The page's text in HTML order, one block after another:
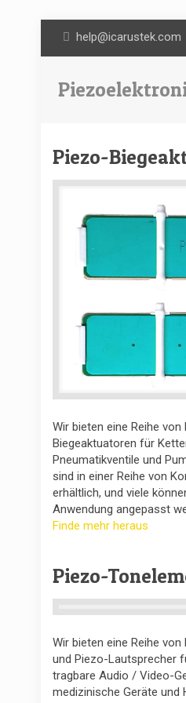
help@icarustek.com
Piezo-
Wir bieten eine Reihe
Biegeaktuatoren für
Pneumatikventile und
sind in einer Reihe von
erhältlich, und viele
Anwendung angepasst
Finde mehr heraus
Piezo-
Wir bieten eine Reihe
und Piezo-Lautsprecher
tragbare Audio / Video-
medizinische Geräte und